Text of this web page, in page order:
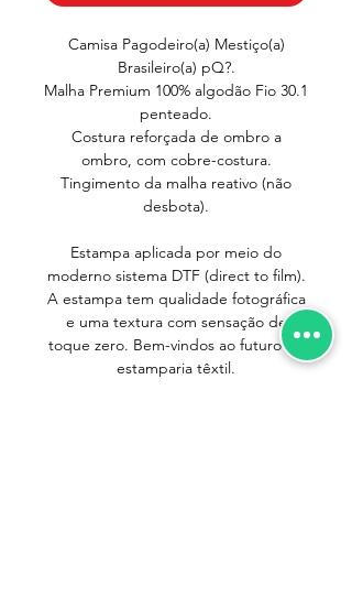
Camisa Pagodeiro(a) Mestiço(a)
Brasileiro(a) pQ?.
Malha Premium 100% algodão Fio 30.1
penteado.
Costura reforçada de ombro a
ombro, com cobre-costura.
Tingimento da malha reativo (não
desbota).
Estampa aplicada por meio do
moderno sistema DTF (direct to film).
A estampa tem qualidade fotográfica
e uma textura com sensação de
toque zero. Bem-vindos ao futuro da
estamparia têxtil.